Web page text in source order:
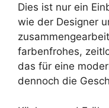
Dies ist nur ein
wie der Designer
farbenfrohes,
das für eine
dennoch die